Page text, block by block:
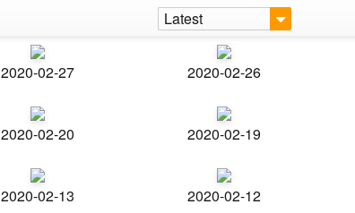
Latest
2020-02-27 2020-02-26
2020-02-20 2020-02-19
2020-02-13 2020-02-12